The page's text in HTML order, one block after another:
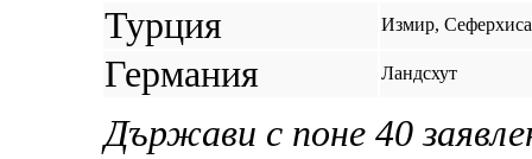
Турция Измир,
Германия Ландсхут
Държави с поне 40